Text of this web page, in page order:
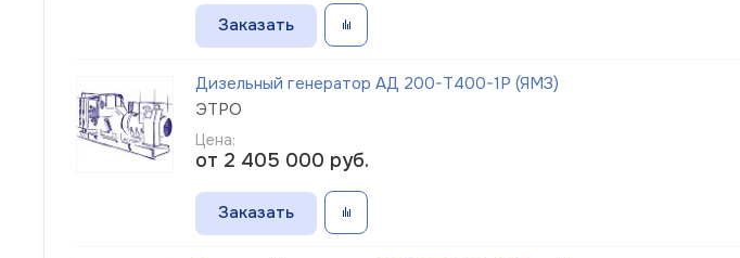
Заказать
Дизельный генератор АД 200-Т400-1Р (ЯМЗ)
ЭТРО
Цена:
от 2 405 000 руб.
Заказать